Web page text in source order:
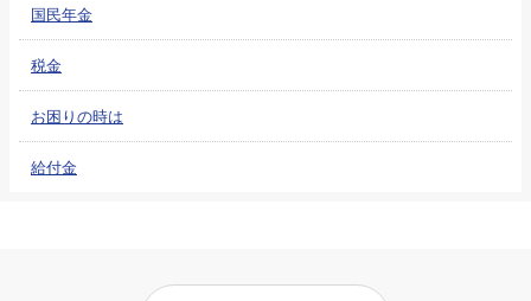
国民年金
税金
お困りの時は
給付金